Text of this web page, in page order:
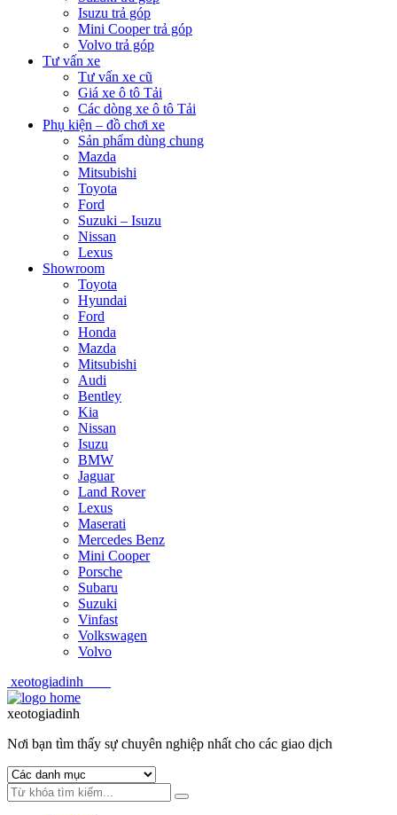
Isuzu trả góp
Mini Cooper trả góp
Volvo trả góp
Tư vấn xe
Tư vấn xe cũ
Giá xe ô tô Tải
Các dòng xe ô tô Tải
Phụ kiện – đồ chơi xe
Sản phẩm dùng chung
Mazda
Mitsubishi
Toyota
Ford
Suzuki – Isuzu
Nissan
Lexus
Showroom
Toyota
Hyundai
Ford
Honda
Mazda
Mitsubishi
Audi
Bentley
Kia
Nissan
Isuzu
BMW
Jaguar
Land Rover
Lexus
Maserati
Mercedes Benz
Mini Cooper
Porsche
Subaru
Suzuki
Vinfast
Volkswagen
Volvo
xeotogiadinh
Skip
to
Skip
to
xeotogiadinh
Nơi bạn tìm thấy sự chuyên nghiệp nhất cho các giao dịch